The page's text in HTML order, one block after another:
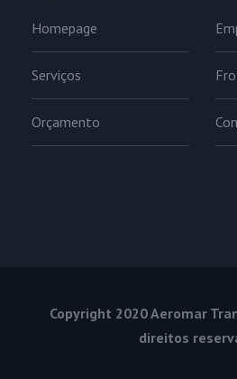
Homepage
Serviços
Orçamento
Copyright 2020 Aeromar
direitos